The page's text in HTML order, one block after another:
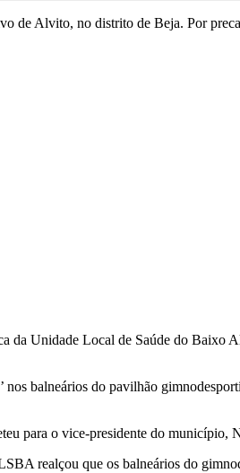
de Alvito, no distrito de Beja. Por
da Unidade Local de Saúde do
balneários do pavilhão
para o vice-presidente do município,
realçou que os balneários do